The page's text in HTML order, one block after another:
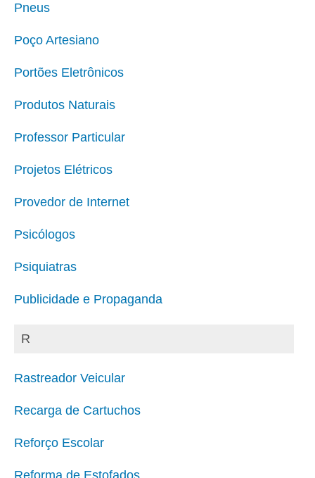
Pneus
Poço Artesiano
Portões Eletrônicos
Produtos Naturais
Professor Particular
Projetos Elétricos
Provedor de Internet
Psicólogos
Psiquiatras
Publicidade e Propaganda
R
Rastreador Veicular
Recarga de Cartuchos
Reforço Escolar
Reforma de Estofados